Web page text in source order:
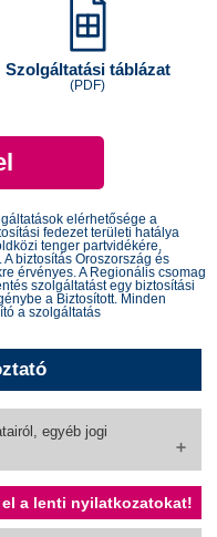
Szolgáltatási táblázat
(PDF)
elérhetősége a
fedezet területi hatálya
tenger partvidékére,
biztosítás Oroszország és
érvényes. A Regionális csomag
szolgáltatást egy biztosítási
a Biztosított. Minden
a szolgáltatás
egyéb jogi
a lenti nyilatkozatokat!